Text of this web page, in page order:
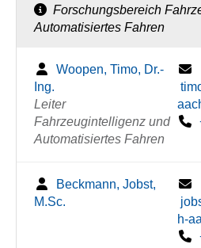
Forschungsbereich
Automatisiertes Fahren
Woopen, Timo, Dr.-
Ing.
Leiter
Fahrzeugintelligenz und
Automatisiertes Fahren
Beckmann, Jobst,
M.Sc.
h-